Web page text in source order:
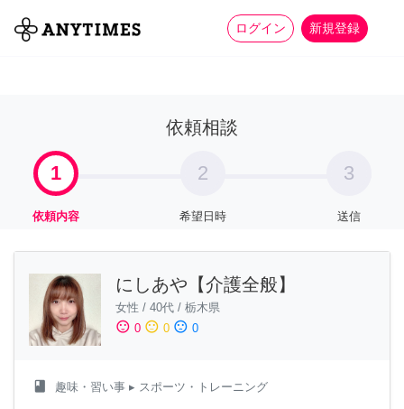
ログイン 新規登録
全て 家事 more_horiz
依頼相談
1
依頼内容
2
希望日時
3
送信
にしあや【介護全般】
女性 / 40代 / 栃木県
sentiment_satisfied 0 sentiment_neutral 0 sentiment_dissatisfied 0
class 趣味・習い事 ▸ スポーツ・トレーニング